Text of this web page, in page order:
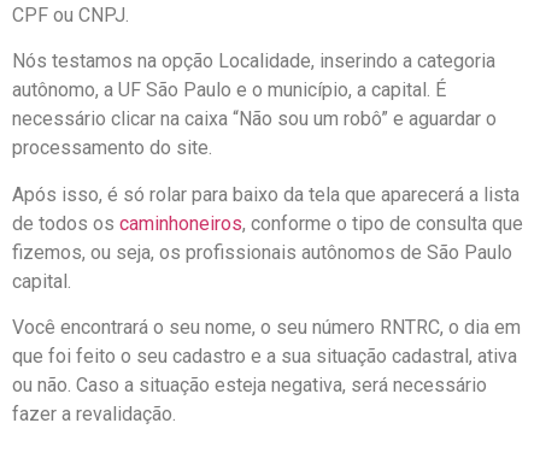
CPF ou CNPJ.
Nós testamos na opção Localidade, inserindo a categoria
autônomo, a UF São Paulo e o município, a capital. É
necessário clicar na caixa “Não sou um robô” e aguardar o
processamento do site.
Após isso, é só rolar para baixo da tela que aparecerá a lista
de todos os caminhoneiros, conforme o tipo de consulta que
fizemos, ou seja, os profissionais autônomos de São Paulo
capital.
Você encontrará o seu nome, o seu número RNTRC, o dia em
que foi feito o seu cadastro e a sua situação cadastral, ativa
ou não. Caso a situação esteja negativa, será necessário
fazer a revalidação.